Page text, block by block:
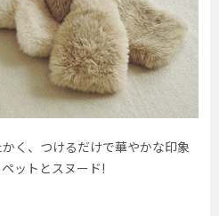
く、つけるだけで華やかな印象
ットとスヌード!